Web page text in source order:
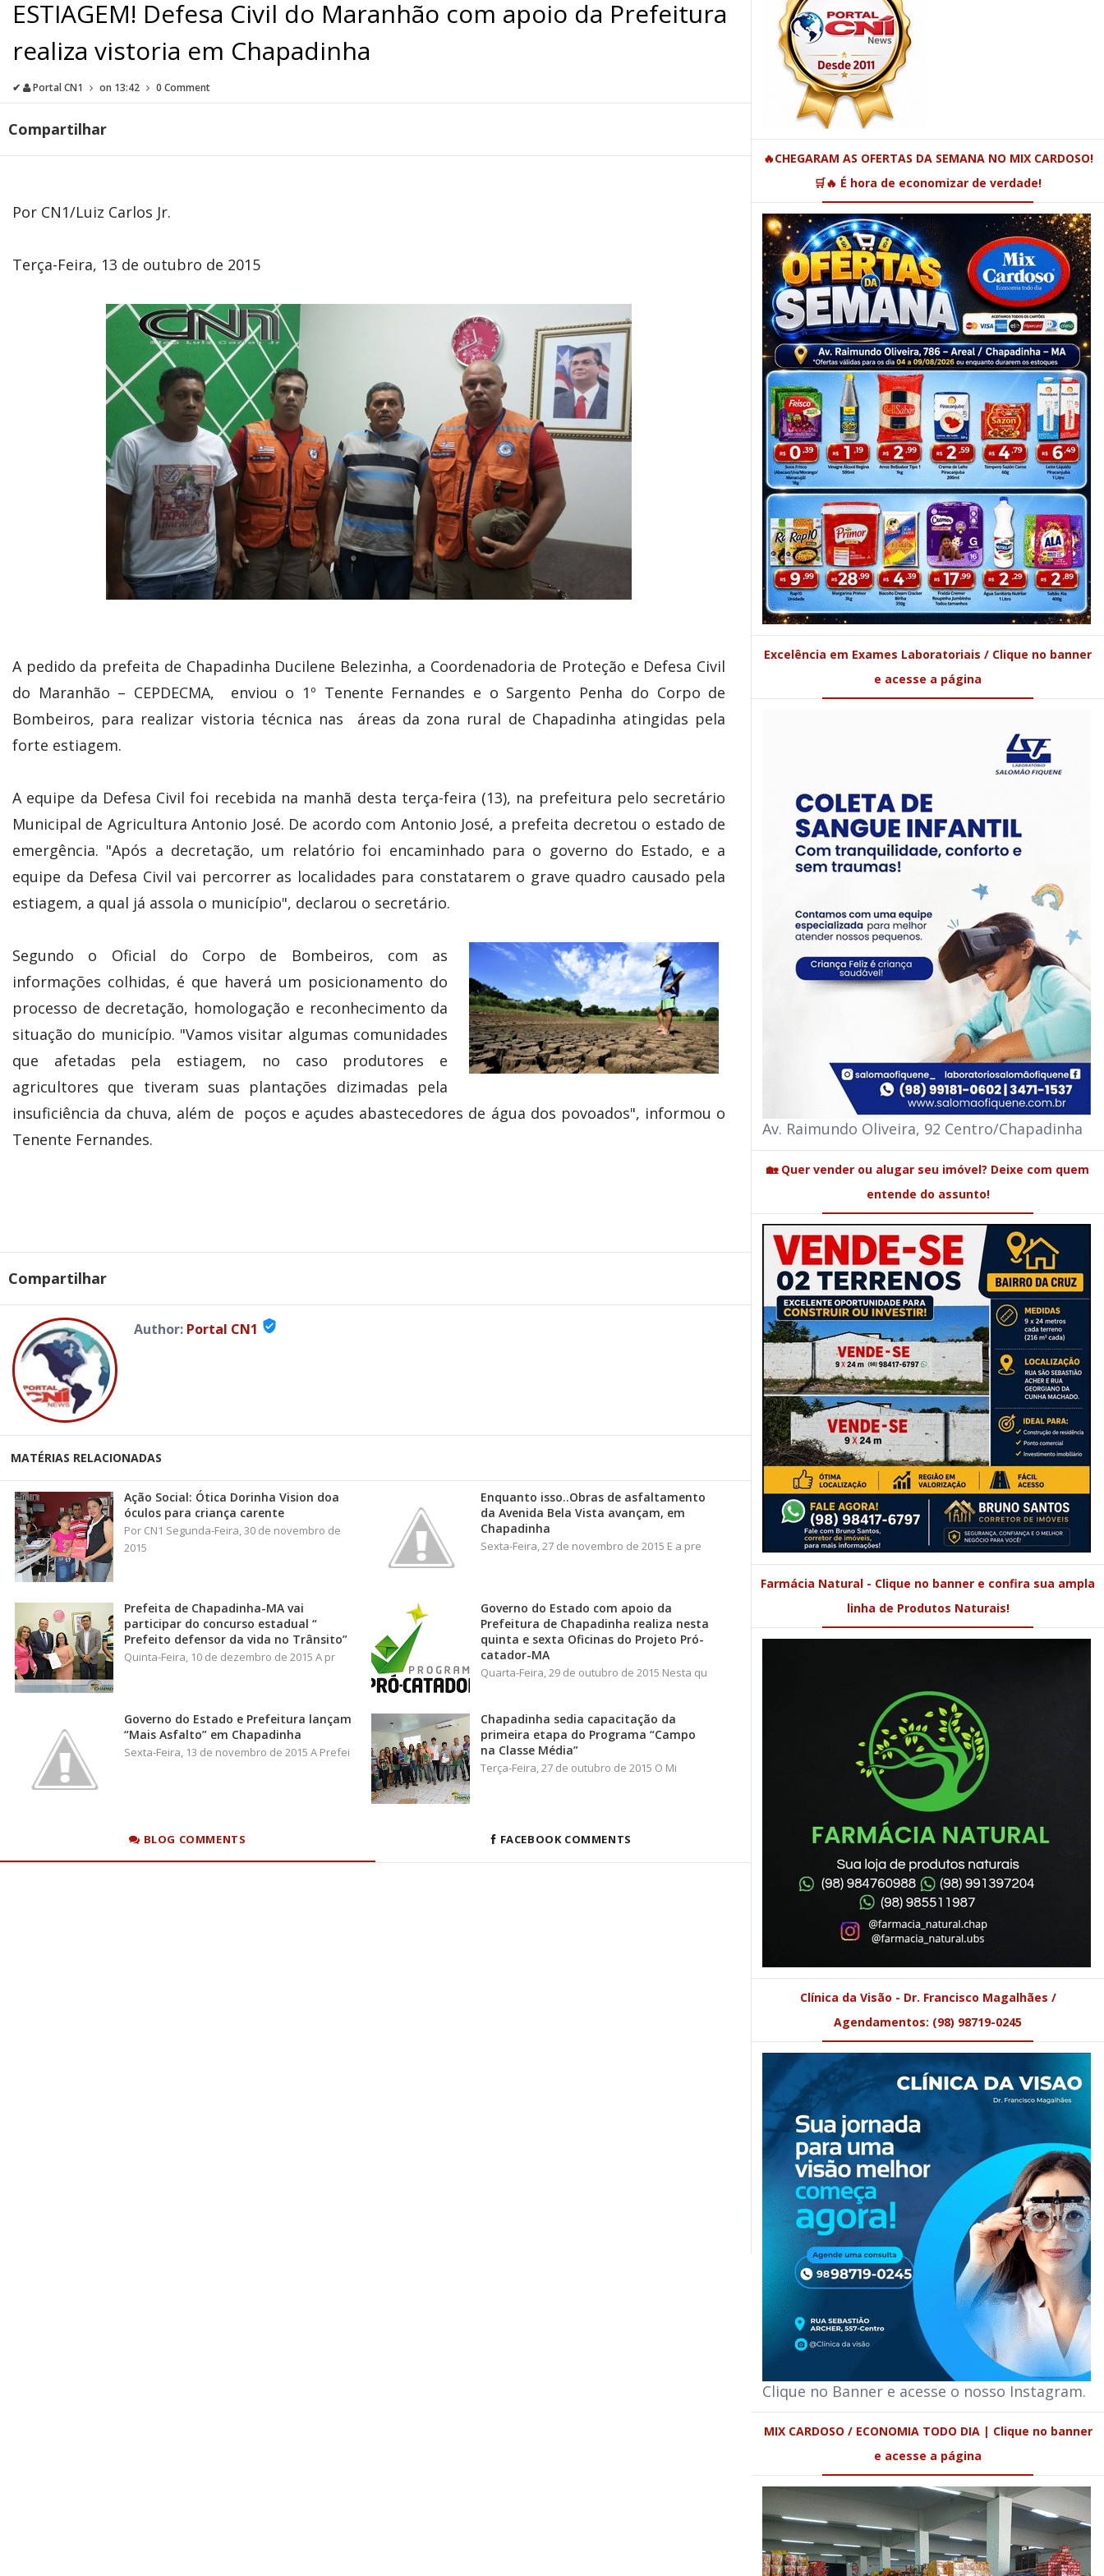
ESTIAGEM! Defesa Civil do Maranhão com apoio da Prefeitura
realiza vistoria em Chapadinha
✔ Portal CN1 on 13:42 0 Comment
Compartilhar
Por CN1/Luiz Carlos Jr.
Terça-Feira, 13 de outubro de 2015
A pedido da prefeita de Chapadinha Ducilene Belezinha, a Coordenadoria de Proteção e Defesa Civil
do Maranhão – CEPDECMA, enviou o 1º Tenente Fernandes e o Sargento Penha do Corpo de
Bombeiros, para realizar vistoria técnica nas áreas da zona rural de Chapadinha atingidas pela
forte estiagem.
A equipe da Defesa Civil foi recebida na manhã desta terça-feira (13), na prefeitura pelo secretário
Municipal de Agricultura Antonio José. De acordo com Antonio José, a prefeita decretou o estado de
emergência. "Após a decretação, um relatório foi encaminhado para o governo do Estado, e a
equipe da Defesa Civil vai percorrer as localidades para constatarem o grave quadro causado pela
estiagem, a qual já assola o município", declarou o secretário.
Segundo o Oficial do Corpo de Bombeiros, com as
informações colhidas, é que haverá um posicionamento do
processo de decretação, homologação e reconhecimento da
situação do município. "Vamos visitar algumas comunidades
que afetadas pela estiagem, no caso produtores e
agricultores que tiveram suas plantações dizimadas pela
insuficiência da chuva, além de poços e açudes abastecedores de água dos povoados", informou o
Tenente Fernandes.
Compartilhar
Author: Portal CN1 verified_user
MATÉRIAS RELACIONADAS
Ação Social: Ótica Dorinha Vision doa
óculos para criança carente
Por CN1 Segunda-Feira, 30 de novembro de
2015
Enquanto isso..Obras de asfaltamento
da Avenida Bela Vista avançam, em
Chapadinha
Sexta-Feira, 27 de novembro de 2015 E a pre
Prefeita de Chapadinha-MA vai
participar do concurso estadual “
Prefeito defensor da vida no Trânsito”
Quinta-Feira, 10 de dezembro de 2015 A pr
Governo do Estado com apoio da
Prefeitura de Chapadinha realiza nesta
quinta e sexta Oficinas do Projeto Pró-
catador-MA
Quarta-Feira, 29 de outubro de 2015 Nesta qu
Governo do Estado e Prefeitura lançam
“Mais Asfalto” em Chapadinha
Sexta-Feira, 13 de novembro de 2015 A Prefei
Chapadinha sedia capacitação da
primeira etapa do Programa “Campo
na Classe Média”
Terça-Feira, 27 de outubro de 2015 O Mi
BLOG COMMENTS FACEBOOK COMMENTS
🔥CHEGARAM AS OFERTAS DA SEMANA NO MIX CARDOSO!
🛒🔥 É hora de economizar de verdade!
Excelência em Exames Laboratoriais / Clique no banner
e acesse a página
Av. Raimundo Oliveira, 92 Centro/Chapadinha
🏡 Quer vender ou alugar seu imóvel? Deixe com quem
entende do assunto!
Farmácia Natural - Clique no banner e confira sua ampla
linha de Produtos Naturais!
Clínica da Visão - Dr. Francisco Magalhães /
Agendamentos: (98) 98719-0245
Clique no Banner e acesse o nosso Instagram.
MIX CARDOSO / ECONOMIA TODO DIA | Clique no banner
e acesse a página